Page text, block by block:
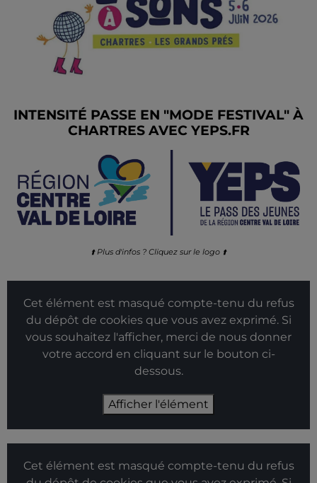
INTENSITÉ PASSE EN "MODE FESTIVAL" À
CHARTRES AVEC YEPS.FR
⬆️ Plus d'infos ? Cliquez sur le logo ⬆️
Cet élément est masqué compte-tenu du refus
du dépôt de cookies que vous avez exprimé. Si
vous souhaitez l'afficher, merci de nous donner
votre accord en cliquant sur le bouton ci-
dessous.
Afficher l'élément
Cet élément est masqué compte-tenu du refus